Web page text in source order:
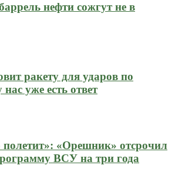
нефти сожгут не в
ракету для ударов по
уже есть ответ
полетит»: «Орешник» отсрочил
ВСУ на три года